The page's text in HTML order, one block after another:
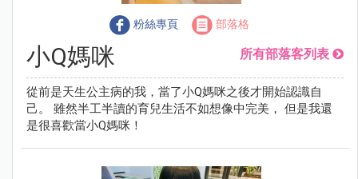
粉絲專頁 部落格
小Q媽咪 所有部落客列表
從前是天生公主病的我，當了小Q媽咪之後才開始認識自
己。 雖然半工半讀的育兒生活不如想像中完美， 但是我還
是很喜歡當小Q媽咪！